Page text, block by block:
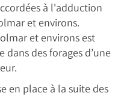
à l'adduction
et environs.
et environs est
des forages d’une
en place à la suite des